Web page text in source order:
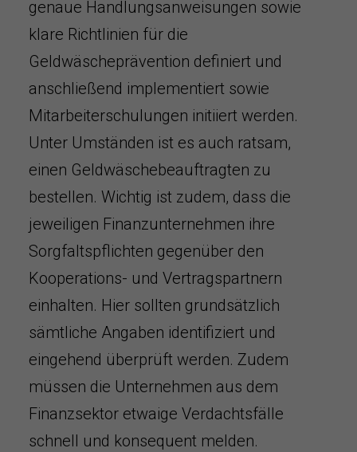
genaue Handlungsanweisungen sowie
klare Richtlinien für die
Geldwäscheprävention definiert und
anschließend implementiert sowie
Mitarbeiterschulungen initiiert werden.
Unter Umständen ist es auch ratsam,
einen Geldwäschebeauftragten zu
bestellen. Wichtig ist zudem, dass die
jeweiligen Finanzunternehmen ihre
Sorgfaltspflichten gegenüber den
Kooperations- und Vertragspartnern
einhalten. Hier sollten grundsätzlich
sämtliche Angaben identifiziert und
eingehend überprüft werden. Zudem
müssen die Unternehmen aus dem
Finanzsektor etwaige Verdachtsfälle
schnell und konsequent melden.